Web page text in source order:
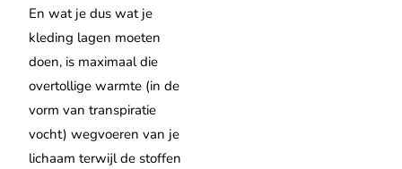
En wat je dus wat je
kleding lagen moeten
doen, is maximaal die
overtollige warmte (in de
vorm van transpiratie
vocht) wegvoeren van je
lichaam terwijl de stoffen